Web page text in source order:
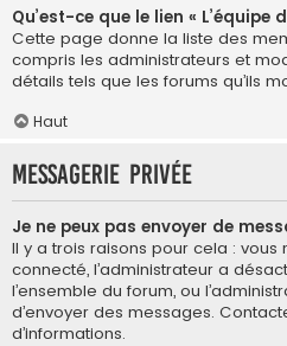
Qu’est-ce que le lien « L’équipe
Cette page donne la liste des
compris les administrateurs et
détails tels que les forums qu’ils
Haut
Messagerie privée
Je ne peux pas envoyer de
Il y a trois raisons pour cela : vous
connecté, l’administrateur a
l’ensemble du forum, ou
d’envoyer des messages.
d’informations.